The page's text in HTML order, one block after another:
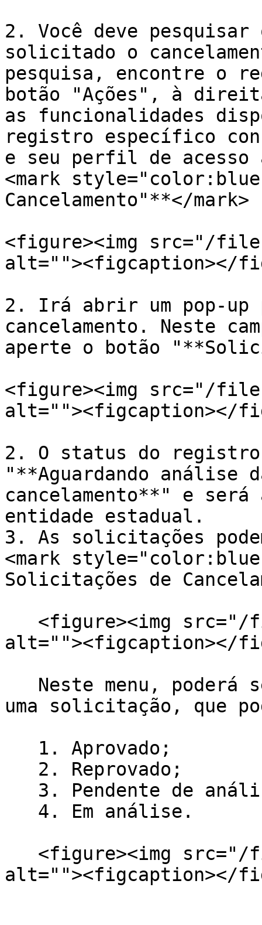
2. Você deve
solicitado o
pesquisa, encontre o
botão "Ações", à
as funcionalidades
registro específico
e seu perfil de acesso
<mark
Cancelamento"**</mark>
<figure><img src="/files/
alt=""><figcaption></
2. Irá abrir um pop-up
cancelamento. Neste
aperte o botão
<figure><img src="/files/
alt=""><figcaption></
2. O status do
"**Aguardando análise
cancelamento**" e
entidade estadual.
3. As solicitações
<mark
Solicitações de
alt=""><figcaption></
uma solicitação, que